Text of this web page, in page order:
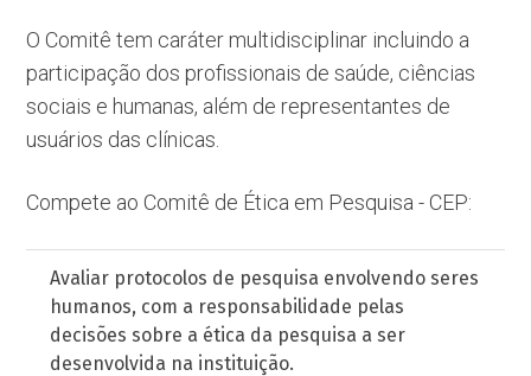
O Comitê tem caráter multidisciplinar incluindo a
participação dos profissionais de saúde, ciências
sociais e humanas, além de representantes de
usuários das clínicas.
Compete ao Comitê de Ética em Pesquisa - CEP:
Avaliar protocolos de pesquisa envolvendo seres
humanos, com a responsabilidade pelas
decisões sobre a ética da pesquisa a ser
desenvolvida na instituição.